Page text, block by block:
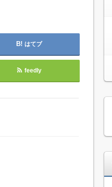
はてブ
feedly